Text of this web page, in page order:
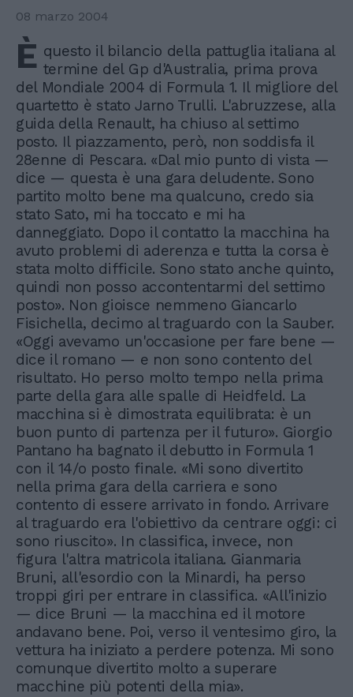
08 marzo 2004
È questo il bilancio della pattuglia italiana al
termine del Gp d'Australia, prima prova
del Mondiale 2004 di Formula 1. Il migliore del
quartetto è stato Jarno Trulli. L'abruzzese, alla
guida della Renault, ha chiuso al settimo
posto. Il piazzamento, però, non soddisfa il
28enne di Pescara. «Dal mio punto di vista —
dice — questa è una gara deludente. Sono
partito molto bene ma qualcuno, credo sia
stato Sato, mi ha toccato e mi ha
danneggiato. Dopo il contatto la macchina ha
avuto problemi di aderenza e tutta la corsa è
stata molto difficile. Sono stato anche quinto,
quindi non posso accontentarmi del settimo
posto». Non gioisce nemmeno Giancarlo
Fisichella, decimo al traguardo con la Sauber.
«Oggi avevamo un'occasione per fare bene —
dice il romano — e non sono contento del
risultato. Ho perso molto tempo nella prima
parte della gara alle spalle di Heidfeld. La
macchina si è dimostrata equilibrata: è un
buon punto di partenza per il futuro». Giorgio
Pantano ha bagnato il debutto in Formula 1
con il 14/o posto finale. «Mi sono divertito
nella prima gara della carriera e sono
contento di essere arrivato in fondo. Arrivare
al traguardo era l'obiettivo da centrare oggi: ci
sono riuscito». In classifica, invece, non
figura l'altra matricola italiana. Gianmaria
Bruni, all'esordio con la Minardi, ha perso
troppi giri per entrare in classifica. «All'inizio
— dice Bruni — la macchina ed il motore
andavano bene. Poi, verso il ventesimo giro, la
vettura ha iniziato a perdere potenza. Mi sono
comunque divertito molto a superare
macchine più potenti della mia».